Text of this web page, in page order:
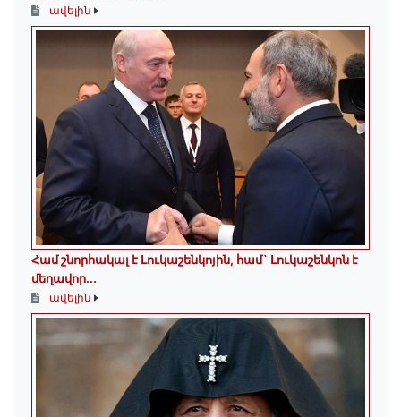
ավելին
Համ շնորհակալ է Լուկաշենկոյին, համ` Լուկաշենկոն է
մեղավոր․․․
ավելին